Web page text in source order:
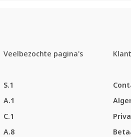
Veelbezochte pagina's
S.1
A.1
C.1
A.8